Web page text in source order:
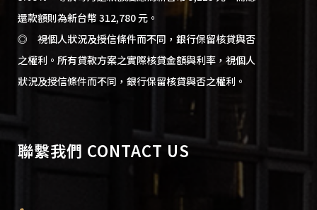
還款額則為新台幣 312,780 元。
◎ 視個人狀況及授信條件而不同，銀行保留核貸與否
之權利。所有貸款方案之實際核貸金額與利率，視個人
狀況及授信條件而不同，銀行保留核貸與否之權利。
聯繫我們 CONTACT US